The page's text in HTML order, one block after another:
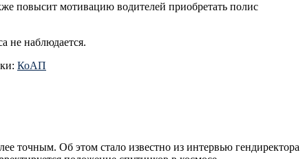
повысит мотивацию водителей приобретать полис
не наблюдается.
КоАП
точным. Об этом стало известно из интервью гендиректора